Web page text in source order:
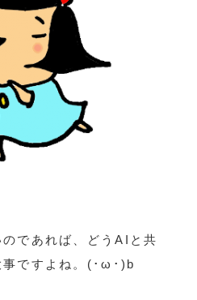
であれば、どうAIと共
事ですよね。(･ω･)b